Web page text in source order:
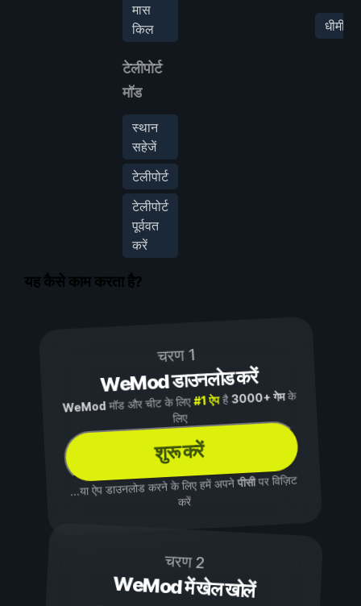
मास
किल
टेलीपोर्ट
मॉड
स्थान
सहेजें
टेलीपोर्ट
टेलीपोर्ट
पूर्ववत
करें
धीमी
यह कैसे काम करता है?
चरण 1
WeMod डाउनलोड करें
WeMod मॉड और चीट के लिए#1 ऐपहै3000+ गेमके
लिए
शुरू करें
...या ऐप डाउनलोड करने के लिए हमें अपनेपीसीपर विज़िट
करें
चरण 2
WeMod में खेल खोलें